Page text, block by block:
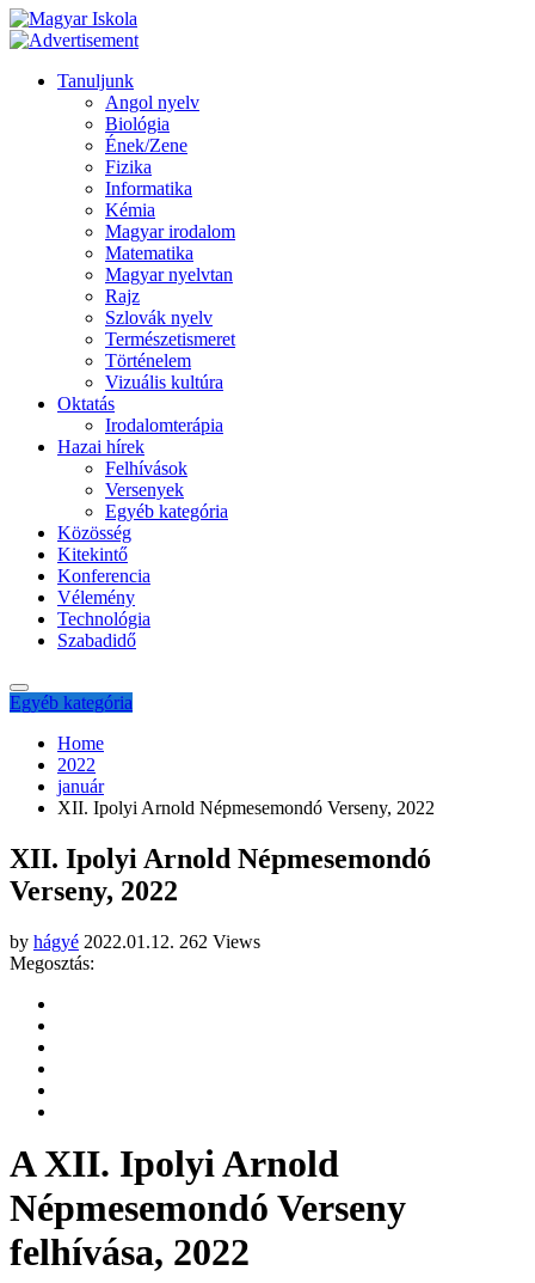
Tanuljunk
Angol nyelv
Biológia
Ének/Zene
Fizika
Informatika
Kémia
Magyar irodalom
Matematika
Magyar nyelvtan
Rajz
Szlovák nyelv
Természetismeret
Történelem
Vizuális kultúra
Oktatás
Irodalomterápia
Hazai hírek
Felhívások
Versenyek
Egyéb kategória
Közösség
Kitekintő
Konferencia
Vélemény
Technológia
Szabadidő
Egyéb kategória
Home
2022
január
XII. Ipolyi Arnold Népmesemondó Verseny, 2022
XII. Ipolyi Arnold Népmesemondó
Verseny, 2022
by hágyé 2022.01.12. 262 Views
Megosztás:
A XII. Ipolyi Arnold
Népmesemondó Verseny
felhívása, 2022